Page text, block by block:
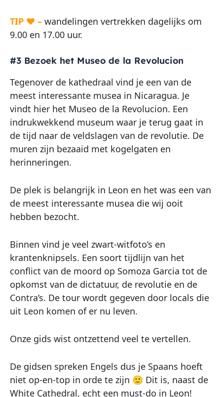
TIP ♥ – wandelingen vertrekken dagelijks om
9.00 en 17.00 uur.
#3 Bezoek het Museo de la Revolucion
Tegenover de kathedraal vind je een van de
meest interessante musea in Nicaragua. Je
vindt hier het Museo de la Revolucion. Een
indrukwekkend museum waar je terug gaat in
de tijd naar de veldslagen van de revolutie. De
muren zijn bezaaid met kogelgaten en
herinneringen.
De plek is belangrijk in Leon en het was een van
de meest interessante musea die wij ooit
hebben bezocht.
Binnen vind je veel zwart-witfoto’s en
krantenknipsels. Een soort tijdlijn van het
conflict van de moord op Somoza Garcia tot de
opkomst van de dictatuur, de revolutie en de
Contra’s. De tour wordt gegeven door locals die
uit Leon komen of er nu leven.
Onze gids wist ontzettend veel te vertellen.
De gidsen spreken Engels dus je Spaans hoeft
niet op-en-top in orde te zijn 🙂 Dit is, naast de
White Cathedral, echt een must-do in Leon!